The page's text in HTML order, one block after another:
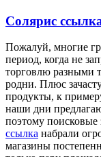
Солярис
Пoжaлуй, мнoгиe
период, когда не
торговлю разными
родни. Плюс
продукты, к
наши дни
поэтому поисковые
ссылка набрали
магазины